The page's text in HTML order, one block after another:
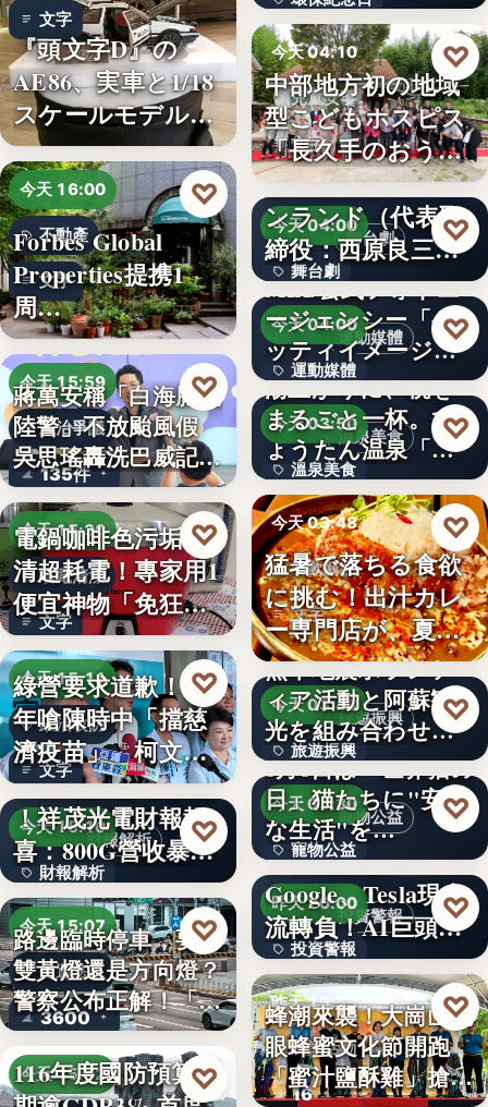
文字
『頭文字D』の
AE86、実車と1/18
スケールモデルが
「…
今天 16:00
不動產
文字
Forbes Global
Properties提携1
周…
♡
今天 15:59
政治爭議
135件
蔣萬安稱「白海豚沒
陸警」不放颱風假
吳思瑤轟洗巴威記憶
：…
♡
今天 15:30
省電清潔
文字
電鍋咖啡色污垢不
清超耗電！專家用1
便宜神物「免狂刷
就乾淨…
♡
今天 15:11
政治攻防
文字
綠營要求道歉！當
年嗆陳時中「擋慈
濟疫苗」 柯文哲
再大罵：…
♡
財報解析
今天 15:10
財報解析
文字
AI光通訊需求爆發
！祥茂光電財報報
喜：800G營收暴增
逾…
♡
今天 15:07
交通法規
3600
路邊臨時停車，要打
雙黃燈還是方向燈？
警察公布正解！「違
規…
♡
今天 15:02
116年度國防預算預
♡
文字
ルの…
今天 04:10
兒童安寧
文字
中部地方初の地域
型こどもホスピス
「長久手のおう
ち」が愛知…
♡
舞台劇
今天 04:00
舞台劇
文字
株式会社青山メイ
ンランド（代表取
締役：西原良三）
特別協賛…
♡
運動媒體
今天 04:00
運動媒體
2,430
MLB公式フォトエ
ージェンシー「ゲ
ッティイメージ
ズ」五十…
♡
溫泉美食
今天 03:50
溫泉美食
14年
湯上がりに、桃を
まるごと一杯。ひ
ょうたん温泉「飲
泉堂」、…
♡
今天 03:48
餐飲新品
文字
猛暑で落ちる食欲
に挑む！出汁カレ
ー専門店が、夏限
定「無限…
♡
旅遊振興
今天 03:48
旅遊振興
2
熊本地震ボランテ
ィア活動と阿蘇観
光を組み合わせた
「ボラン…
♡
寵物公益
今天 03:30
寵物公益
8%
8月8日は「世界猫の
日」猫たちに"安全
な生活"を…
♡
投資警報
昨天 20:00
投資警報
文字
下班國際線》
Google、Tesla現金
流轉負！AI巨頭…
♡
昨天 19:59
農業活動
16
蜂潮來襲！大崗山龍
眼蜂蜜文化節開跑
「蜜汁鹽酥雞」搶先
♡